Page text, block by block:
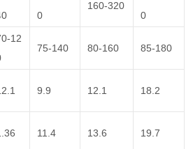
0
160-320
0
12
75-140 80-160 85-180
9.9 12.1 18.2
11.4 13.6 19.7